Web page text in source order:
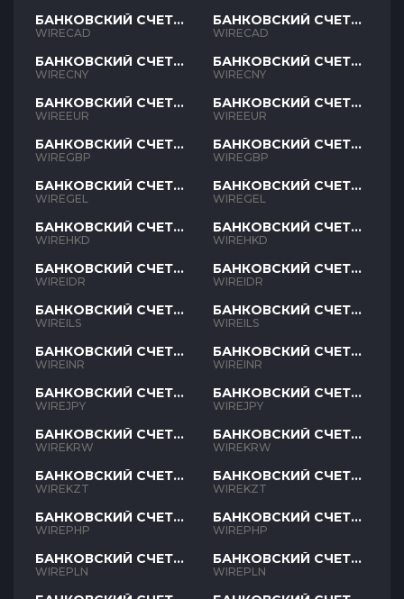
БАНКОВСКИЙ СЧЕТ
CAD
WIRECAD
БАНКОВСКИЙ СЧЕТ
CNY
WIRECNY
БАНКОВСКИЙ СЧЕТ
EUR
WIREEUR
БАНКОВСКИЙ СЧЕТ
GBP
WIREGBP
БАНКОВСКИЙ СЧЕТ
GEL
WIREGEL
БАНКОВСКИЙ СЧЕТ
HKD
WIREHKD
БАНКОВСКИЙ СЧЕТ
IDR
WIREIDR
БАНКОВСКИЙ СЧЕТ
ILS
WIREILS
БАНКОВСКИЙ СЧЕТ
INR
WIREINR
БАНКОВСКИЙ СЧЕТ
JPY
WIREJPY
БАНКОВСКИЙ СЧЕТ
KRW
WIREKRW
БАНКОВСКИЙ СЧЕТ
KZT
WIREKZT
БАНКОВСКИЙ СЧЕТ
PHP
WIREPHP
БАНКОВСКИЙ СЧЕТ
PLN
WIREPLN
БАНКОВСКИЙ СЧЕТ
CAD
WIRECAD
БАНКОВСКИЙ СЧЕТ
CNY
WIRECNY
БАНКОВСКИЙ СЧЕТ
EUR
WIREEUR
БАНКОВСКИЙ СЧЕТ
GBP
WIREGBP
БАНКОВСКИЙ СЧЕТ
GEL
WIREGEL
БАНКОВСКИЙ СЧЕТ
HKD
WIREHKD
БАНКОВСКИЙ СЧЕТ
IDR
WIREIDR
БАНКОВСКИЙ СЧЕТ
ILS
WIREILS
БАНКОВСКИЙ СЧЕТ
INR
WIREINR
БАНКОВСКИЙ СЧЕТ
JPY
WIREJPY
БАНКОВСКИЙ СЧЕТ
KRW
WIREKRW
БАНКОВСКИЙ СЧЕТ
KZT
WIREKZT
БАНКОВСКИЙ СЧЕТ
PHP
WIREPHP
БАНКОВСКИЙ СЧЕТ
PLN
WIREPLN